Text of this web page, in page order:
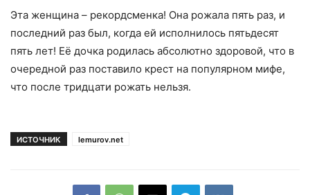
Эта женщина – рекордсменка! Она рожала пять раз, и
последний раз был, когда ей исполнилось пятьдесят
пять лет! Её дочка родилась абсолютно здоровой, что в
очередной раз поставило крест на популярном мифе,
что после тридцати рожать нельзя.
ИСТОЧНИК lemurov.net